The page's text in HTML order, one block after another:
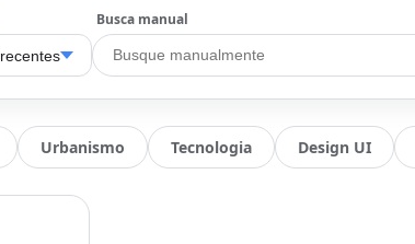
Busca manual
Urbanismo Tecnologia Design UI